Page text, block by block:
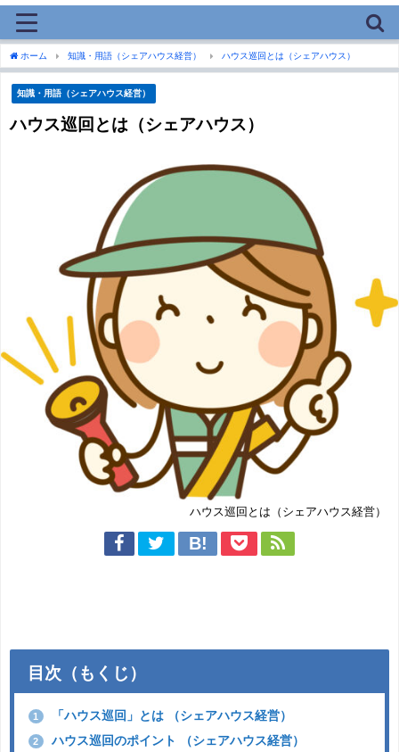
ホーム 知識・用語（シェアハウス経営） ハウス巡回とは（シェアハウス）
知識・用語（シェアハウス経営）
ハウス巡回とは（シェアハウス）
ハウス巡回とは（シェアハウス経営）
目次（もくじ）
1 「ハウス巡回」とは （シェアハウス経営）
2 ハウス巡回のポイント （シェアハウス経営）